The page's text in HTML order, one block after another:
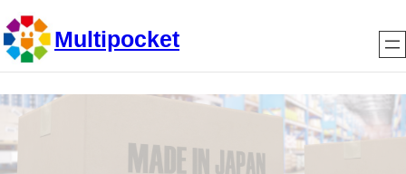
内
容
を
キ
プ
Multipocket